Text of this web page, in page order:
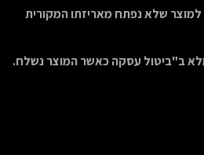
ב"ביטול עסקה כאשר המוצר נשלח.